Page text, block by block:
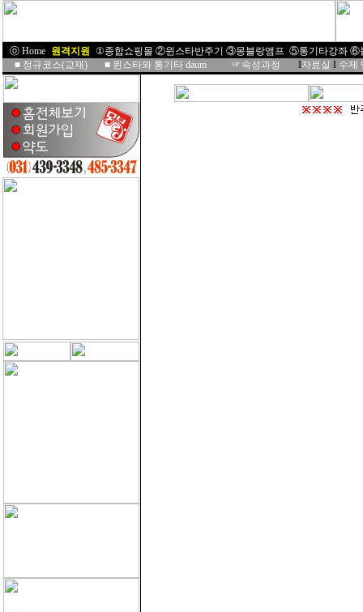
ⓞ Home 원격지원 ①종합쇼핑몰 ②윈스타반주기 ③몽블랑앰프 ⑤통기타강좌 ⑥
■ 정규코스(교재) ■ 윈스타와 통기타 daum ☞속성과정 I자료실 I 수제